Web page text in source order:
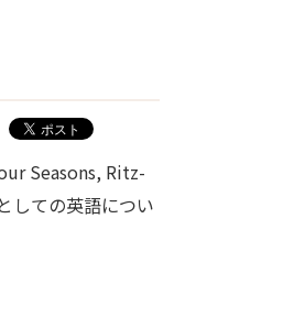
Seasons, Ritz-
しての英語につい